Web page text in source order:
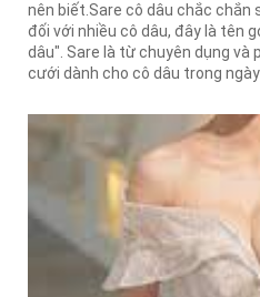
nên biết.Sare cô dâu chắc
đối với nhiều cô dâu, đây là tên
dâu". Sare là từ chuyên dụng và
cưới dành cho cô dâu trong